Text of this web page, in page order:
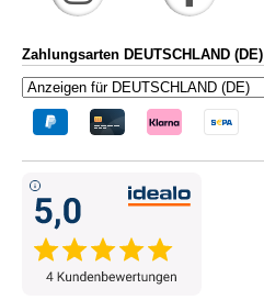
Zahlungsarten DEUTSCHLAND (DE)